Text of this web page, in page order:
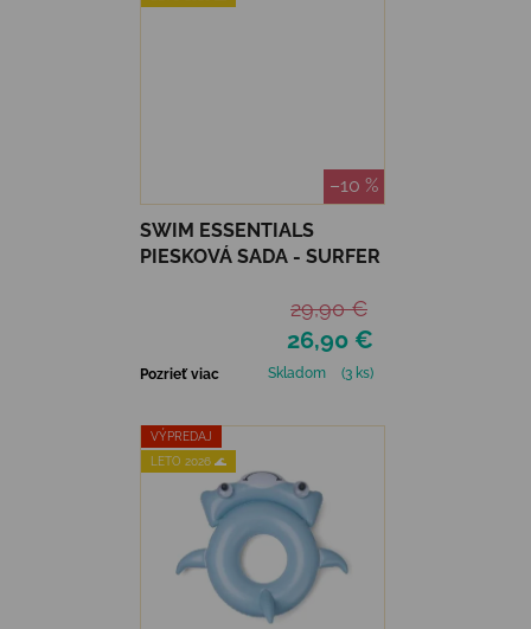
–10 %
SWIM ESSENTIALS
PIESKOVÁ SADA - SURFER
26,90 €
29,90 €
Pozrieť viac Skladom (3 ks)
VÝPREDAJ
LETO 2026 🌊